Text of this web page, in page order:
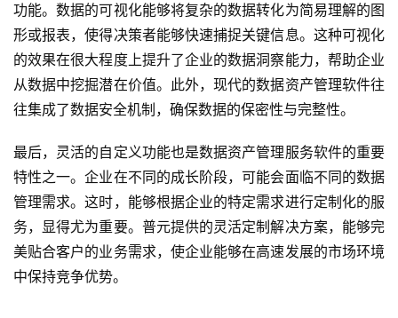
功能。数据的可视化能够将复杂的数据转化为简易理解的图
形或报表，使得决策者能够快速捕捉关键信息。这种可视化
的效果在很大程度上提升了企业的数据洞察能力，帮助企业
从数据中挖掘潜在价值。此外，现代的数据资产管理软件往
往集成了数据安全机制，确保数据的保密性与完整性。
最后，灵活的自定义功能也是数据资产管理服务软件的重要
特性之一。企业在不同的成长阶段，可能会面临不同的数据
管理需求。这时，能够根据企业的特定需求进行定制化的服
务，显得尤为重要。普元提供的灵活定制解决方案，能够完
美贴合客户的业务需求，使企业能够在高速发展的市场环境
中保持竞争优势。